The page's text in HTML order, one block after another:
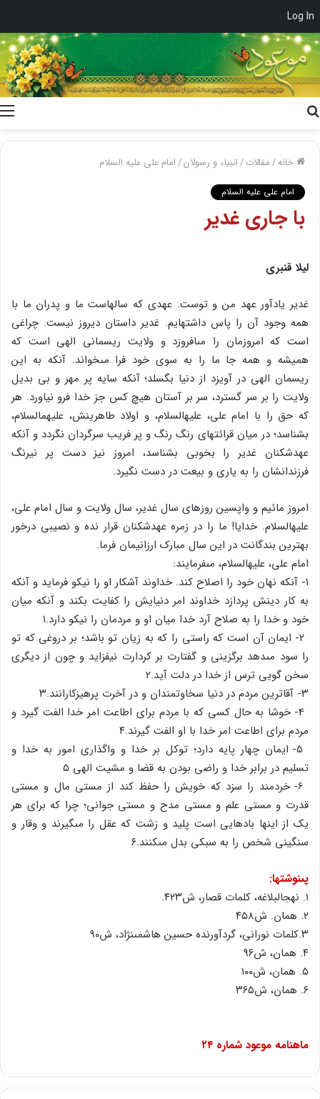
Log In
خانه/مقالات/انبیاء و رسولان/امام علی علیه السلام
امام علی علیه السلام
با جارى غدیر
لیلا قنبرى
غدیر یادآور عهد من و توست. عهدى که سالهاست ما و پدران ما با
همه وجود آن را پاس داشته‏ایم. غدیر داستان دیروز نیست. چراغى
است که امروزمان را مى‏افروزد و ولایت ریسمانى الهى است که
همیشه و همه جا ما را به سوى خود فرا مى‏خواند. آنکه به این
ریسمان الهى در آویزد از دنیا بگسلد؛ آنکه سایه پر مهر و بى بدیل
ولایت را بر سر گسترد، سر بر آستان هیچ کس جز خدا فرو نیاورد. هر
که حق را با امام على، علیه‏السلام، و اولاد طاهرینش، علیهم‏السلام،
بشناسد؛ در میان قرائتهاى رنگ رنگ و پر فریب سرگردان نگردد و آنکه
عهدشکنان غدیر را بخوبى بشناسد، امروز نیز دست پر نیرنگ
فرزندانشان را به یارى و بیعت در دست نگیرد.
امروز مائیم و واپسین روزهاى سال غدیر، سال ولایت و سال امام على،
علیه‏السلام. خدایا! ما را در زمره عهدشکنان قرار نده و نصیبى درخور
بهترین بندگانت در این سال مبارک ارزانیمان فرما.
امام على، علیه‏السلام، مى‏فرمایند:
۱- آنکه نهان خود را اصلاح کند. خداوند آشکار او را نیکو فرماید و آنکه
به کار دینش پردازد خداوند امر دنیایش را کفایت بکند و آنکه میان
خود و خدا را به صلاح آرد خدا میان او و مردمان را نیکو دارد.۱
2- ایمان آن است که راستى را که به زیان تو باشد؛ بر دروغى که تو
را سود مى‏دهد برگزینى و گفتارت بر کردارت نیفزاید و چون از دیگرى
سخن گویى ترس از خدا در دلت آید.۲
۳- آقاترین مردم در دنیا سخاوتمندان و در آخرت پرهیزکارانند.
۳
4- خوشا به حال کسى که با مردم براى اطاعت امر خدا الفت گیرد و
مردم براى اطاعت امر خدا با او الفت گیرند.۴
5- ایمان چهار پایه دارد؛ توکل بر خدا و واگذارى امور به خدا و
تسلیم در برابر خدا و راضى بودن به قضا و مشیت الهى ۵
6- خردمند را سزد که خویش را حفظ کند از مستى مال و مستى
قدرت و مستى علم و مستى مدح و مستى جوانى؛ چرا که براى هر
یک از اینها بادهایى است پلید و زشت که عقل را مى‏گیرند و وقار و
سنگینى شخص را به سبکى بدل مى‏کنند.۶
پى‏نوشتها:
۱. نهج‏البلاغه، کلمات قصار، ش۴۲۳.
۲. همان. ش۴۵۸
۳.کلمات نورانى، گردآورنده حسین هاشمى‏نژاد، ش۹۰
۴. همان، ش۹۶
۵. همان، ش۱۰۰
۶. همان، ش۳۶۵
ماهنامه موعود شماره ۲۴